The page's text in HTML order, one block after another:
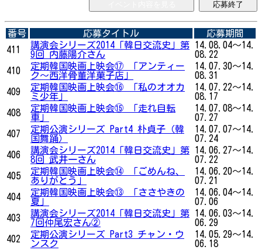
応募終了
番号 応募タイトル
応募期間
411
講演会シリーズ2014「韓日交流史」第
9回 内藤陽介さん
14.08.04～14.
08.22
410
定期韓国映画上映会⑰ 「アンティー
ク～西洋骨董洋菓子店」
14.07.30～14.
08.31
409
定期韓国映画上映会⑯ 「私のオオカ
ミ少年」
14.07.22～14.
08.17
408
定期韓国映画上映会⑮ 「走れ自転
車」
14.07.08～14.
07.27
407
定期公演シリーズ Part4 朴貞子（韓
国舞踊）
14.07.07～14.
07.24
406
講演会シリーズ2014「韓日交流史」第
8回 武井一さん
14.06.27～14.
07.22
405
定期韓国映画上映会⑭ 「ごめんね、
ありがとう」
14.06.20～14.
07.21
404
定期韓国映画上映会⑬ 「ささやきの
夏」
14.06.04～14.
07.06
403
講演会シリーズ2014「韓日交流史」第
7回仲尾宏さん②
14.06.03～14.
06.29
402
定期公演シリーズ Part3 チャン・ウ
ンスク
14.05.29～14.
06.18